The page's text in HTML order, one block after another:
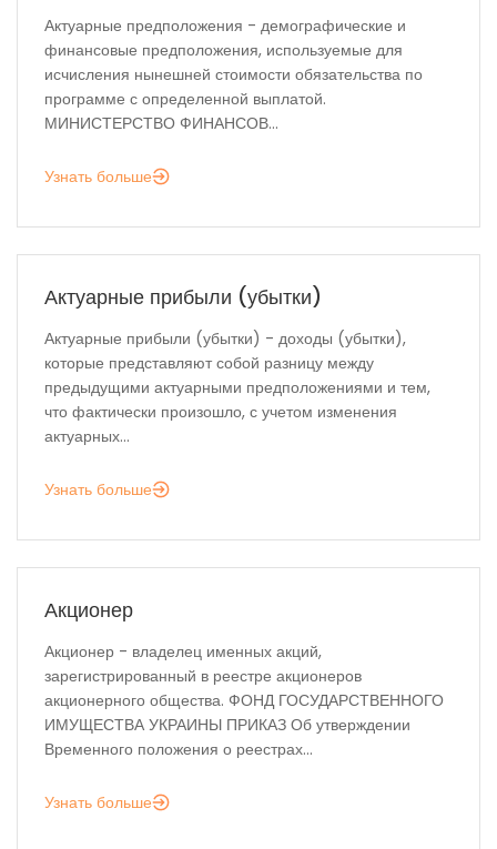
Актуарные предположения - демографические и
финансовые предположения, используемые для
исчисления нынешней стоимости обязательства по
программе с определенной выплатой.
МИНИСТЕРСТВО ФИНАНСОВ...
Узнать больше
Актуарные прибыли (убытки)
Актуарные прибыли (убытки) - доходы (убытки),
которые представляют собой разницу между
предыдущими актуарными предположениями и тем,
что фактически произошло, с учетом изменения
актуарных...
Узнать больше
Акционер
Акционер - владелец именных акций,
зарегистрированный в реестре акционеров
акционерного общества. ФОНД ГОСУДАРСТВЕННОГО
ИМУЩЕСТВА УКРАИНЫ ПРИКАЗ Об утверждении
Временного положения о реестрах...
Узнать больше